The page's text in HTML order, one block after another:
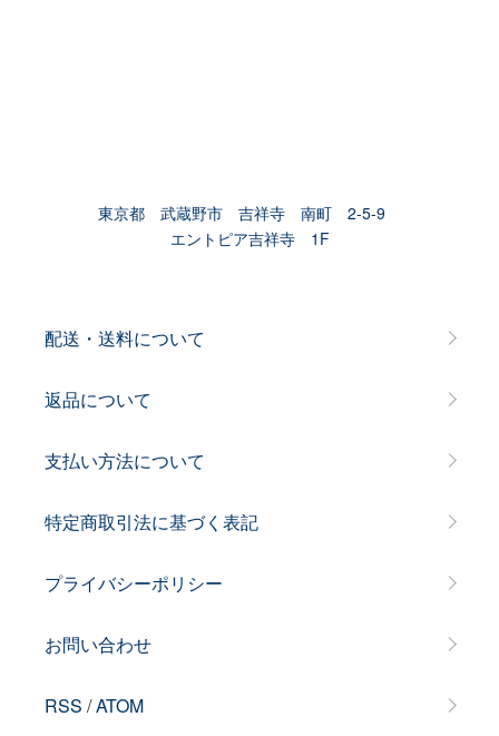
東京都 武蔵野市 吉祥寺 南町 2-5-9
エントピア吉祥寺 1F
配送・送料について
返品について
支払い方法について
特定商取引法に基づく表記
プライバシーポリシー
お問い合わせ
RSS /ATOM